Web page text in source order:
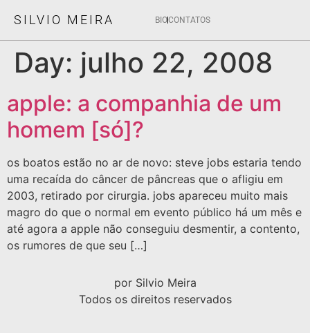
SILVIO MEIRA BIOCONTATOS
Day: julho 22, 2008
apple: a companhia de um
homem [só]?
os boatos estão no ar de novo: steve jobs estaria tendo
uma recaída do câncer de pâncreas que o afligiu em
2003, retirado por cirurgia. jobs apareceu muito mais
magro do que o normal em evento público há um mês e
até agora a apple não conseguiu desmentir, a contento,
os rumores de que seu […]
por Silvio Meira
Todos os direitos reservados